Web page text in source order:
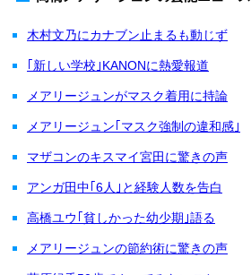
木村文乃にカナブン止まるも動じず
｢新しい学校｣KANONに熱愛報道
メアリージュンがマスク着用に持論
メアリージュン｢マスク強制の違和感｣
マザコンのキスマイ宮田に驚きの声
アンガ田中｢6人｣と経験人数を告白
高橋ユウ｢貧しかった幼少期｣語る
メアリージュンの節約術に驚きの声